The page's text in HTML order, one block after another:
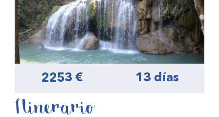
2253 € 13 días
Itinerario